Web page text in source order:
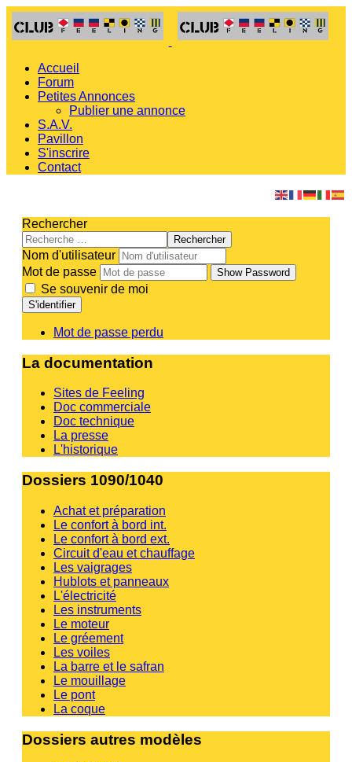
Accueil
Forum
Petites Annonces
Publier une annonce
S.A.V.
Pavillon
S'inscrire
Contact
Rechercher
Rechercher
Nom d'utilisateur
Mot de passe
Show Password
Se souvenir de moi
S'identifier
Mot de passe perdu
La documentation
Sites de Feeling
Doc commerciale
Doc technique
La presse
L'historique
Dossiers 1090/1040
Achat et préparation
Le confort à bord int.
Le confort à bord ext.
Circuit d'eau et chauffage
Les vaigrages
Hublots et panneaux
L'électricité
Les instruments
Le moteur
Le gréement
Les voiles
La barre et le safran
Le mouillage
Le pont
La coque
Dossiers autres modèles